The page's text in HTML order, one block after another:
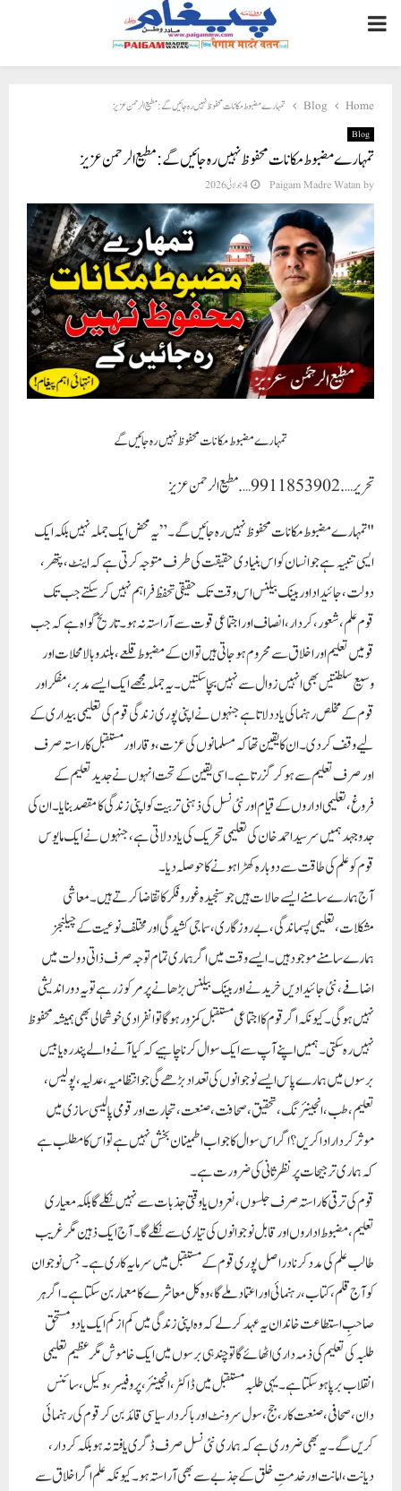
PRIMARY
MENU
Home
Blog تمہارے مضبوط مکانات محفوظ نہیں رہ جائیں گے : مطیع الرحمن عزیز
Blog
تمہارے مضبوط مکانات محفوظ نہیں رہ جائیں گے : مطیع الرحمن عزیز
by
Paigam Madre Watan 4 جولائی 2026
تمہارے مضبوط مکانات محفوظ نہیں رہ جائیں گے
تحریر ….9911853902….مطیع الرحمن عزیز
"تمہارے مضبوط مکانات محفوظ نہیں رہ جائیں گے۔” یہ محض ایک جملہ نہیں بلکہ ایک
ایسی تنبیہ ہے جو انسان کو اس بنیادی حقیقت کی طرف متوجہ کرتی ہے کہ اینٹ، پتھر،
دولت، جائیداد اور بینک بیلنس اس وقت تک حقیقی تحفظ فراہم نہیں کر سکتے جب تک
قوم علم، شعور، کردار، انصاف اور اجتماعی قوت سے آراستہ نہ ہو۔ تاریخ گواہ ہے کہ جب
قومیں تعلیم اور اخلاق سے محروم ہو جاتی ہیں تو ان کے مضبوط قلعے، بلند و بالا محلات اور
وسیع سلطنتیں بھی انہیں زوال سے نہیں بچا سکتیں۔ یہ جملہ مجھے ایک ایسے مدبر، مفکر اور
قوم کے مخلص رہنما کی یاد دلاتا ہے جنہوں نے اپنی پوری زندگی قوم کی تعلیمی بیداری کے
لیے وقف کر دی۔ ان کا یقین تھا کہ مسلمانوں کی عزت، وقار اور مستقبل کا راستہ صرف
اور صرف تعلیم سے ہو کر گزرتا ہے۔ اسی یقین کے تحت انہوں نے جدید تعلیم کے
فروغ، تعلیمی اداروں کے قیام اور نئی نسل کی ذہنی تربیت کو اپنی زندگی کا مقصد بنایا۔ ان کی
جدوجہد ہمیں سر سید احمد خان کی تعلیمی تحریک کی یاد دلاتی ہے، جنہوں نے ایک مایوس
قوم کو علم کی طاقت سے دوبارہ کھڑا ہونے کا حوصلہ دیا۔
آج ہمارے سامنے ایسے حالات ہیں جو سنجیدہ غور و فکر کا تقاضا کرتے ہیں۔ معاشی
مشکلات، تعلیمی پسماندگی، بے روزگاری، سماجی کشیدگی اور مختلف نوعیت کے چیلنجز
ہمارے سامنے موجود ہیں۔ ایسے وقت میں اگر ہماری تمام توجہ صرف ذاتی دولت میں
اضافے، نئی جائیدادیں خریدنے اور بینک بیلنس بڑھانے پر مرکوز رہے تو یہ دور اندیشی
نہیں ہوگی۔ کیونکہ اگر قوم کا اجتماعی مستقبل کمزور ہوگا تو انفرادی خوشحالی بھی ہمیشہ محفوظ
نہیں رہ سکتی۔ ہمیں اپنے آپ سے ایک سوال کرنا چاہیے کہ کیا آنے والے پندرہ یا بیس
برسوں میں ہمارے پاس ایسے نوجوانوں کی تعداد بڑھے گی جو انتظامیہ، عدلیہ، پولیس،
تعلیم، طب، انجینئرنگ، تحقیق، صحافت، صنعت، تجارت اور قومی پالیسی سازی میں
موثر کردار ادا کریں؟ اگر اس سوال کا جواب اطمینان بخش نہیں ہے تو اس کا مطلب ہے
کہ ہماری ترجیحات پر نظرثانی کی ضرورت ہے۔
قوم کی ترقی کا راستہ صرف جلسوں، نعروں یا وقتی جذبات سے نہیں نکلے گا بلکہ معیاری
تعلیم، مضبوط اداروں اور قابل نوجوانوں کی تیاری سے نکلے گا۔ آج ایک ذہین مگر غریب
طالب علم کی مدد کرنا دراصل پوری قوم کے مستقبل میں سرمایہ کاری ہے۔ جس نوجوان
کو آج قلم، کتاب، رہنمائی اور اعتماد ملے گا، وہ کل معاشرے کا معمار بن سکتا ہے۔ اگر ہر
صاحبِ استطاعت خاندان یہ عہد کر لے کہ وہ اپنی زندگی میں کم از کم ایک یا دو مستحق
طلبہ کی تعلیم کی ذمہ داری اٹھائے گا تو چند ہی برسوں میں ایک خاموش مگر عظیم تعلیمی
انقلاب برپا ہو سکتا ہے۔ یہی طلبہ مستقبل میں ڈاکٹر، انجینئر، پروفیسر، وکیل، سائنس
دان، صحافی، صنعت کار، جج، سول سرونٹ اور باکردار سیاسی قائد بن کر قوم کی رہنمائی
کریں گے۔ یہ بھی ضروری ہے کہ ہماری نئی نسل صرف ڈگری یافتہ نہ ہو بلکہ کردار،
دیانت، امانت اور خدمتِ خلق کے جذبے سے بھی آراستہ ہو۔ کیونکہ علم اگر اخلاق سے